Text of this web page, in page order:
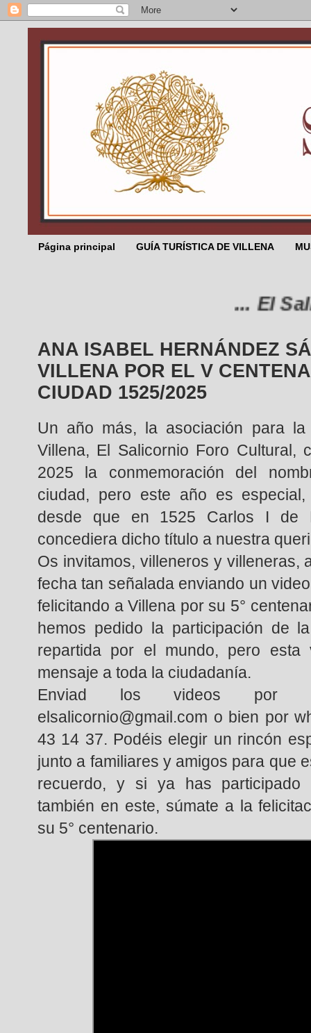
Página principal GUÍA TURÍSTICA DE VILLENA
... El
ANA ISABEL HERNÁNDEZ
VILLENA POR EL V
CIUDAD 1525/2025
Un año más, la asociación para
Villena, El Salicornio Foro Cultural,
2025 la conmemoración del
ciudad, pero este año es
desde que en 1525 Carlos I de
concediera dicho título a nuestra
Os invitamos, villeneros y villeneras,
fecha tan señalada enviando un
felicitando a Villena por su 5°
hemos pedido la participación de
repartida por el mundo, pero esta
mensaje a toda la ciudadanía.
Enviad los videos por
elsalicornio@gmail.com o bien por
43 14 37. Podéis elegir un rincón
junto a familiares y amigos para que
recuerdo, y si ya has participado
también en este, súmate a la
su 5° centenario.